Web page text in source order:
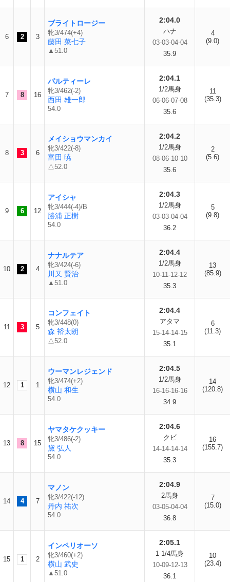
6 2 3
ブライトロージー
牝3/474(+4)
藤田 菜七子
▲51.0
2:04.0
ハナ
03-03-04-04
35.9
4
(9.0)
7 8 16
パルティーレ
牝3/462(-2)
西田 雄一郎
54.0
2:04.1
1/2馬身
06-06-07-08
35.6
11
(35.3)
8 3 6
メイショウマンカイ
牝3/422(-8)
富田 暁
△52.0
2:04.2
1/2馬身
08-06-10-10
35.6
2
(5.6)
9 6 12
アイシャ
牝3/444(-4)/B
勝浦 正樹
54.0
2:04.3
1/2馬身
03-03-04-04
36.2
5
(9.8)
10 2 4
ナナルテア
牝3/424(-6)
川又 賢治
▲51.0
2:04.4
1/2馬身
10-11-12-12
35.3
13
(85.9)
11 3 5
コンフェイト
牝3/448(0)
森 裕太朗
△52.0
2:04.4
アタマ
15-14-14-15
35.1
6
(11.3)
12 1 1
ウーマンレジェンド
牝3/474(+2)
横山 和生
54.0
2:04.5
1/2馬身
16-16-16-16
34.9
14
(120.8)
13 8 15
ヤマタケクッキー
牝3/486(-2)
黛 弘人
54.0
2:04.6
クビ
14-14-14-14
35.3
16
(155.7)
14 4 7
マノン
牝3/422(-12)
丹内 祐次
54.0
2:04.9
2馬身
03-05-04-04
36.8
7
(15.0)
15 1 2
インペリオーソ
牝3/460(+2)
横山 武史
▲51.0
2:05.1
1 1/4馬身
10-09-12-13
36.1
10
(23.4)